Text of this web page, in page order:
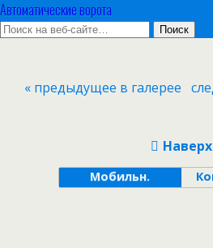
Автоматические ворота
« предыдущее в галерее
Наверх
Мобильн.